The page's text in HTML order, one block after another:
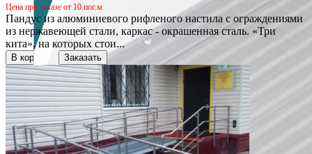
Цена при заказе от 10 пог.м
Пандус из алюминиевого рифленого настила с ограждениями
из нержавеющей стали, каркас - окрашенная сталь. «Три
кита», на которых стои...